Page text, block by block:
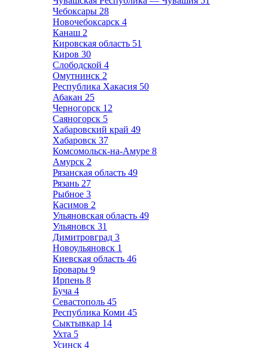
Чебоксары 28
Новочебоксарск 4
Канаш 2
Кировская область 51
Киров 30
Слободской 4
Омутнинск 2
Республика Хакасия 50
Абакан 25
Черногорск 12
Саяногорск 5
Хабаровский край 49
Хабаровск 37
Комсомольск-на-Амуре 8
Амурск 2
Рязанская область 49
Рязань 27
Рыбное 3
Касимов 2
Ульяновская область 49
Ульяновск 31
Димитровград 3
Новоульяновск 1
Киевская область 46
Бровары 9
Ирпень 8
Буча 4
Севастополь 45
Республика Коми 45
Сыктывкар 14
Ухта 5
Усинск 4